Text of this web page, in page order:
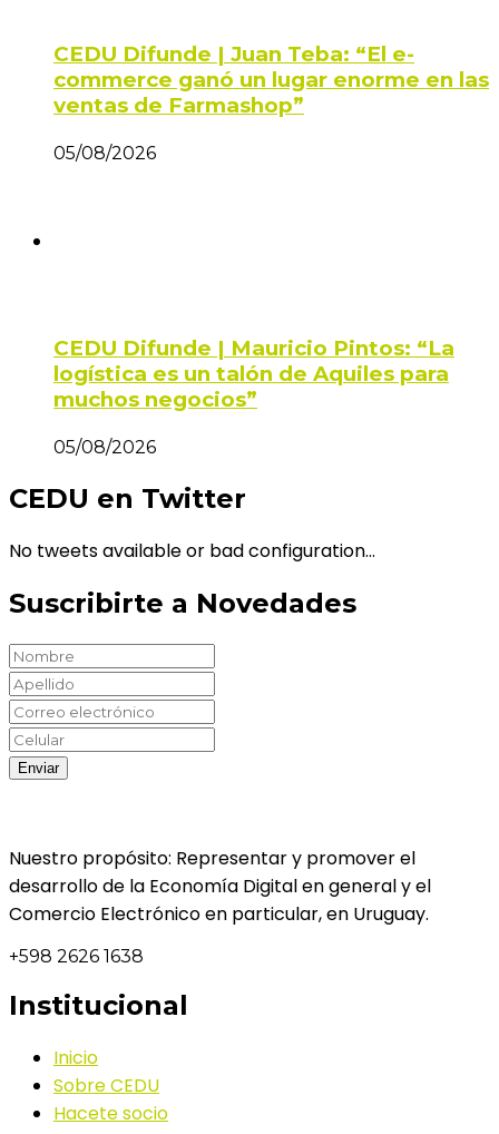
CEDU Difunde | Juan Teba: “El e-
commerce ganó un lugar enorme en las
ventas de Farmashop”
05/08/2026
CEDU Difunde | Mauricio Pintos: “La
logística es un talón de Aquiles para
muchos negocios”
05/08/2026
CEDU en Twitter
No tweets available or bad configuration...
Suscribirte a Novedades
Nuestro propósito: Representar y promover el
desarrollo de la Economía Digital en general y el
Comercio Electrónico en particular, en Uruguay.
+598 2626 1638
Institucional
Inicio
Sobre CEDU
Hacete socio